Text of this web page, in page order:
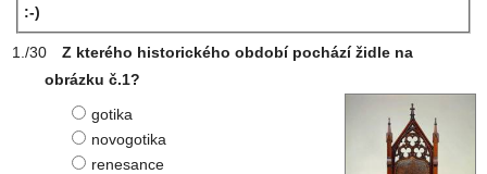
:-)
Z kterého historického období pochází židle na
obrázku č.1?
gotika
novogotika
renesance